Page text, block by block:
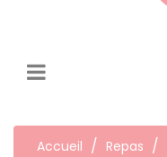
Accueil Repas